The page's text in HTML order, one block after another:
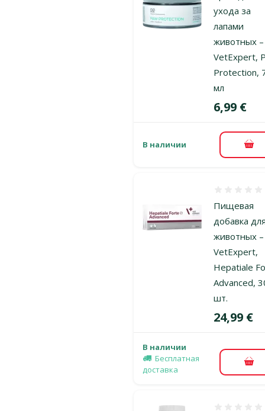
ухода за
лапами
животных –
VetExpert,
Protection,
мл
Цена
6,99 €
В наличии В
Пищевая
добавка
животных –
VetExpert,
Hepatiale
Advanced,
шт.
Цена
24,99 €
В наличии
Бесплатная
доставка
В